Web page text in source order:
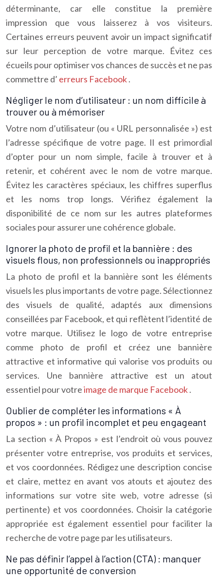
déterminante, car elle constitue la première
impression que vous laisserez à vos visiteurs.
Certaines erreurs peuvent avoir un impact significatif
sur leur perception de votre marque. Évitez ces
écueils pour optimiser vos chances de succès et ne pas
commettre d’ erreurs Facebook.
Négliger le nom d’utilisateur : un nom difficile à
trouver ou à mémoriser
Votre nom d’utilisateur (ou « URL personnalisée ») est
l’adresse spécifique de votre page. Il est primordial
d’opter pour un nom simple, facile à trouver et à
retenir, et cohérent avec le nom de votre marque.
Évitez les caractères spéciaux, les chiffres superflus
et les noms trop longs. Vérifiez également la
disponibilité de ce nom sur les autres plateformes
sociales pour assurer une cohérence globale.
Ignorer la photo de profil et la bannière : des
visuels flous, non professionnels ou inappropriés
La photo de profil et la bannière sont les éléments
visuels les plus importants de votre page. Sélectionnez
des visuels de qualité, adaptés aux dimensions
conseillées par Facebook, et qui reflètent l’identité de
votre marque. Utilisez le logo de votre entreprise
comme photo de profil et créez une bannière
attractive et informative qui valorise vos produits ou
services. Une bannière attractive est un atout
essentiel pour votreimage de marque Facebook.
Oublier de compléter les informations « À
propos » : un profil incomplet et peu engageant
La section « À Propos » est l’endroit où vous pouvez
présenter votre entreprise, vos produits et services,
et vos coordonnées. Rédigez une description concise
et claire, mettez en avant vos atouts et ajoutez des
informations sur votre site web, votre adresse (si
pertinente) et vos coordonnées. Choisir la catégorie
appropriée est également essentiel pour faciliter la
recherche de votre page par les utilisateurs.
Ne pas définir l’appel à l’action (CTA) : manquer
une opportunité de conversion